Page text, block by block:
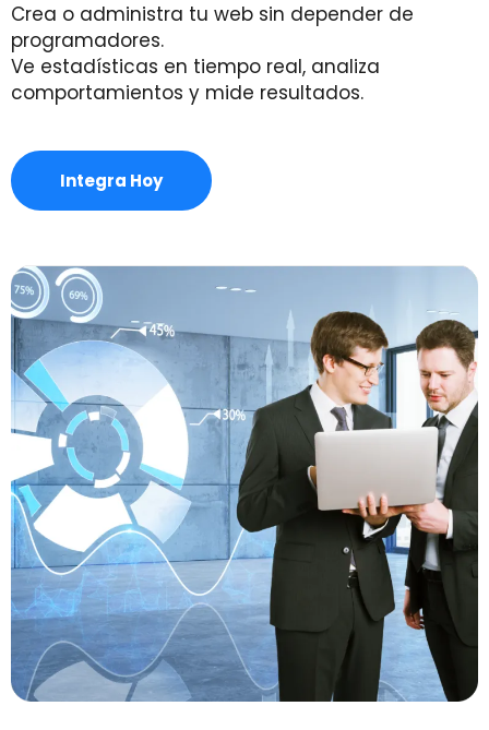
Crea o administra tu web sin depender de
programadores.
Ve estadísticas en tiempo real, analiza
comportamientos y mide resultados.
Integra Hoy